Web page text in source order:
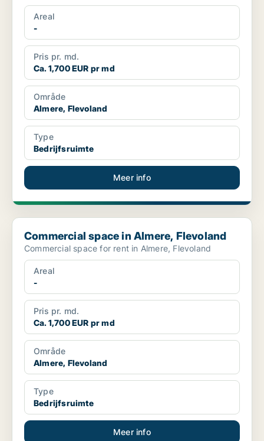
Areal
-
Pris pr. md.
Ca. 1,700 EUR pr md
Område
Almere, Flevoland
Type
Bedrijfsruimte
Meer info
Commercial space in Almere, Flevoland
Commercial space in Almere, Flevoland
Commercial space for rent in Almere, Flevoland
Areal
-
Pris pr. md.
Ca. 1,700 EUR pr md
Område
Almere, Flevoland
Type
Bedrijfsruimte
Meer info